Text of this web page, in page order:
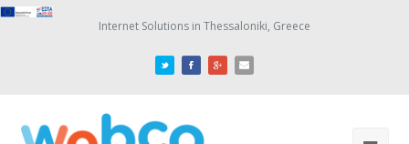
Internet Solutions in Thessaloniki, Greece